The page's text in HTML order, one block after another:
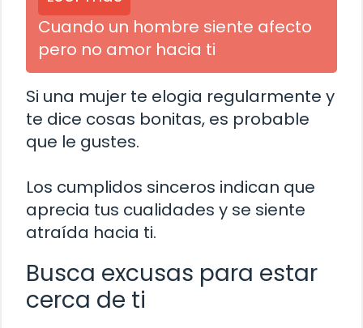
Cuando un hombre siente afecto
pero no amor hacia ti
Si una mujer te elogia regularmente y
te dice cosas bonitas, es probable
que le gustes.
Los cumplidos sinceros indican que
aprecia tus cualidades y se siente
atraída hacia ti.
Busca excusas para estar
cerca de ti